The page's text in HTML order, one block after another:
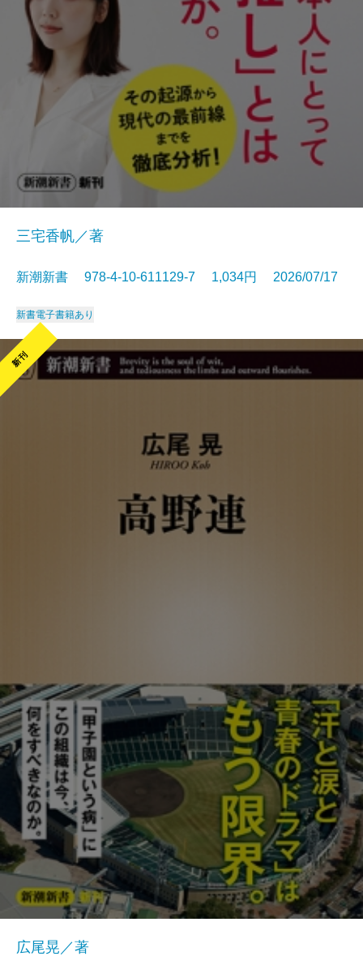
三宅香帆／著
新潮新書 978-4-10-611129-7 1,034円 2026/07/17
新書電子書籍あり
新刊
広尾晃／著